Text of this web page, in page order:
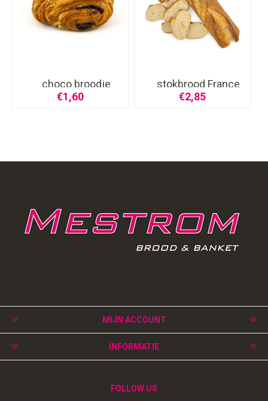
choco broodje
€1,60
stokbrood France
€2,85
MIJN ACCOUNT
INFORMATIE
FOLLOW US